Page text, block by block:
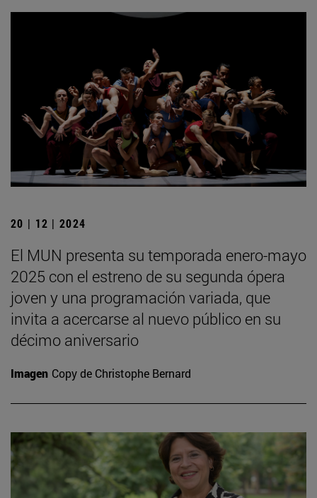
20 | 12 | 2024
El MUN presenta su temporada enero-mayo
2025 con el estreno de su segunda ópera
joven y una programación variada, que
invita a acercarse al nuevo público en su
décimo aniversario
Imagen Copy de Christophe Bernard